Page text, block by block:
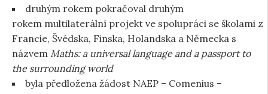
druhým rokem pokračoval druhým
rokem multilaterální projekt ve spolupráci se školami z
Francie, Švédska, Finska, Holandska a Německa s
názvem Maths: a universal language and a passport to
the surrounding world
byla předložena žádost NAEP – Comenius –